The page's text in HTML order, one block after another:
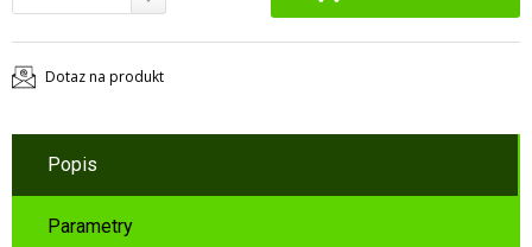
Dotaz na produkt
Popis
Parametry